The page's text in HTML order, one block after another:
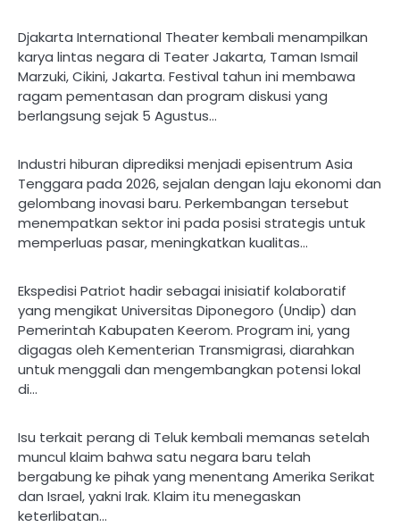
Djakarta International Theater kembali menampilkan
karya lintas negara di Teater Jakarta, Taman Ismail
Marzuki, Cikini, Jakarta. Festival tahun ini membawa
ragam pementasan dan program diskusi yang
berlangsung sejak 5 Agustus…
Industri hiburan diprediksi menjadi episentrum Asia
Tenggara pada 2026, sejalan dengan laju ekonomi dan
gelombang inovasi baru. Perkembangan tersebut
menempatkan sektor ini pada posisi strategis untuk
memperluas pasar, meningkatkan kualitas…
Ekspedisi Patriot hadir sebagai inisiatif kolaboratif
yang mengikat Universitas Diponegoro (Undip) dan
Pemerintah Kabupaten Keerom. Program ini, yang
digagas oleh Kementerian Transmigrasi, diarahkan
untuk menggali dan mengembangkan potensi lokal
di…
Isu terkait perang di Teluk kembali memanas setelah
muncul klaim bahwa satu negara baru telah
bergabung ke pihak yang menentang Amerika Serikat
dan Israel, yakni Irak. Klaim itu menegaskan
keterlibatan…